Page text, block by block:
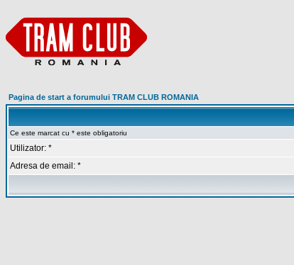
Pagina de start a forumului TRAM CLUB ROMANIA
Ce este marcat cu * este obligatoriu
Utilizator: *
Adresa de email: *